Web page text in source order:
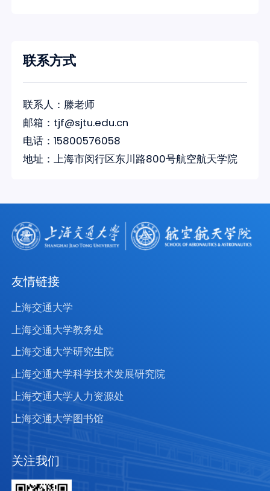
联系方式
联系人：滕老师
邮箱：tjf@sjtu.edu.cn
电话：15800576058
地址：上海市闵行区东川路800号航空航天学院
友情链接
上海交通大学
上海交通大学教务处
上海交通大学研究生院
上海交通大学科学技术发展研究院
上海交通大学人力资源处
上海交通大学图书馆
关注我们